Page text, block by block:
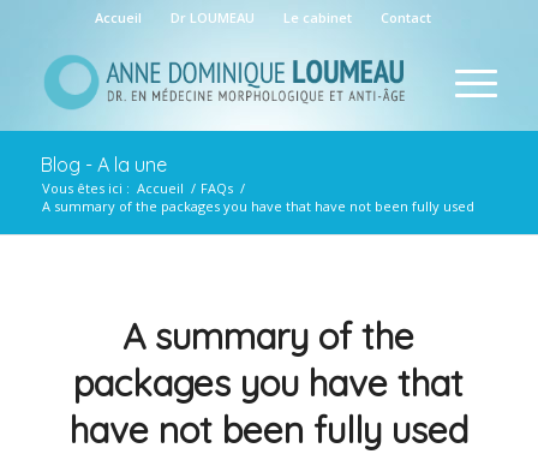
Accueil Dr LOUMEAU Le cabinet Contact
Blog - A la une
Vous êtes ici : Accueil / FAQs /
A summary of the packages you have that have not been fully used
A summary of the
packages you have that
have not been fully used